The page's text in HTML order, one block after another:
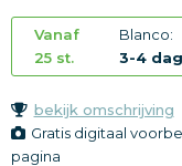
Merken
Vanaf
25 st.
Blanco:
3-4
bekijk omschrijving
Gratis digitaal
pagina